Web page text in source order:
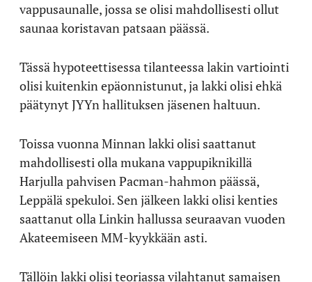
vappusaunalle, jossa se olisi mahdollisesti ollut
saunaa koristavan patsaan päässä.
Tässä hypoteettisessa tilanteessa lakin vartiointi
olisi kuitenkin epäonnistunut, ja lakki olisi ehkä
päätynyt JYYn hallituksen jäsenen haltuun.
Toissa vuonna Minnan lakki olisi saattanut
mahdollisesti olla mukana vappupiknikillä
Harjulla pahvisen Pacman-hahmon päässä,
Leppälä spekuloi. Sen jälkeen lakki olisi kenties
saattanut olla Linkin hallussa seuraavan vuoden
Akateemiseen MM-kyykkään asti.
Tällöin lakki olisi teoriassa vilahtanut samaisen